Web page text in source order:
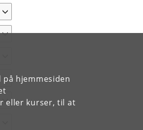
hjemmesiden
eller kurser, til at